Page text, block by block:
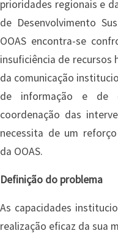
prioridades regionais e
de Desenvolvimento
OOAS encontra-se
insuficiência de recursos
da comunicação
de informação e de
coordenação das
necessita de um
da OOAS.
Definição do problema
As capacidades
realização eficaz da sua